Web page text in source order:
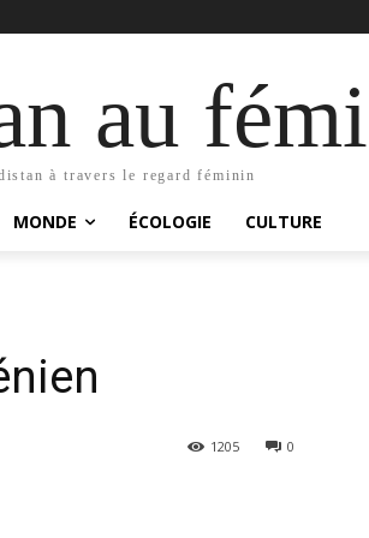
au
à travers le regard féminin
MONDE ÉCOLOGIE CULTURE
0
1205